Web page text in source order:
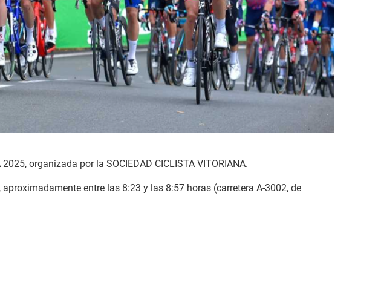
organizada por la SOCIEDAD CICLISTA VITORIANA.
entre las 8:23 y las 8:57 horas (carretera A-3002, de